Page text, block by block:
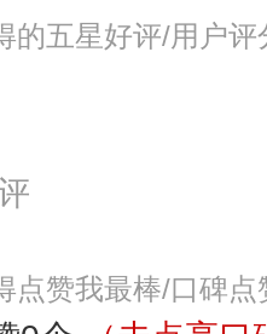
的五星好评/用户评
点赞我最棒/口碑点